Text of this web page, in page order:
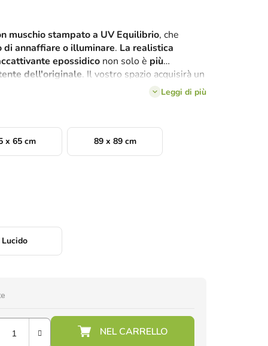
muschio stampato a UV Equilibrio, che
di annaffiare o illuminare. La realistica
epossidico non solo è più
dell'originale. Il vostro spazio acquisirà un
lunga durata e nessuna manutenzione.
Leggi di più
x 65 cm 89 x 89 cm
Lucido